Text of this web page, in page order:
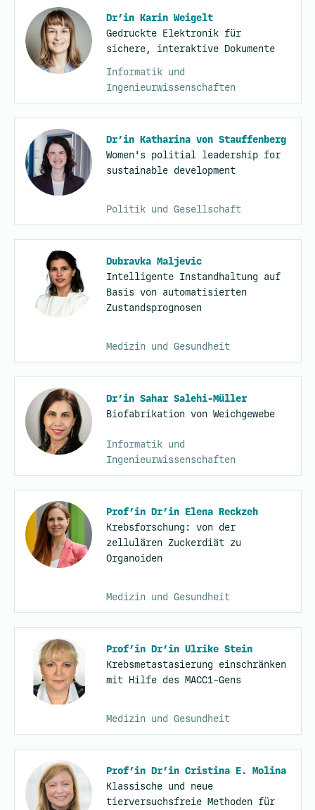
Dr’in Karin Weigelt
Gedruckte Elektronik für
sichere, interaktive Dokumente
Informatik und
Ingenieurwissenschaften
Dr’in Katharina von Stauffenberg
Women's politial leadership for
sustainable development
Politik und Gesellschaft
Dubravka Maljevic
Intelligente Instandhaltung auf
Basis von automatisierten
Zustandsprognosen
Medizin und Gesundheit
Dr’in Sahar Salehi-Müller
Biofabrikation von Weichgewebe
Informatik und
Ingenieurwissenschaften
Prof’in Dr’in Elena Reckzeh
Krebsforschung: von der
zellulären Zuckerdiät zu
Organoiden
Medizin und Gesundheit
Prof’in Dr’in Ulrike Stein
Krebsmetastasierung einschränken
mit Hilfe des MACC1-Gens
Medizin und Gesundheit
Prof’in Dr’in Cristina E. Molina
Klassische und neue
tierversuchsfreie Methoden für